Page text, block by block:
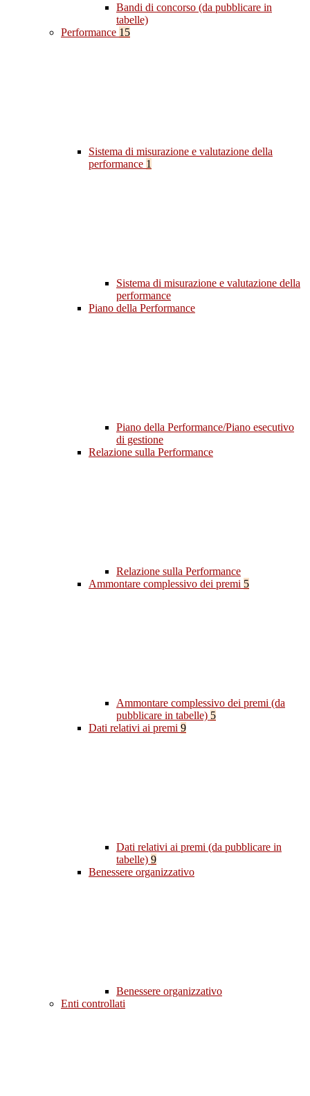
Bandi di concorso (da pubblicare in
tabelle)
Performance 15
Sistema di misurazione e valutazione della
performance 1
Sistema di misurazione e valutazione della
performance
Piano della Performance
Piano della Performance/Piano esecutivo
di gestione
Relazione sulla Performance
Relazione sulla Performance
Ammontare complessivo dei premi 5
Ammontare complessivo dei premi (da
pubblicare in tabelle) 5
Dati relativi ai premi 9
Dati relativi ai premi (da pubblicare in
tabelle) 9
Benessere organizzativo
Benessere organizzativo
Enti controllati